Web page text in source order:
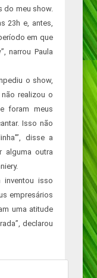
do meu show.
23h e, antes,
em que
narrou Paula
o show,
realizou o
foram meus
Isso não
disse a
alguma outra
inventou isso
empresários
uma atitude
declarou